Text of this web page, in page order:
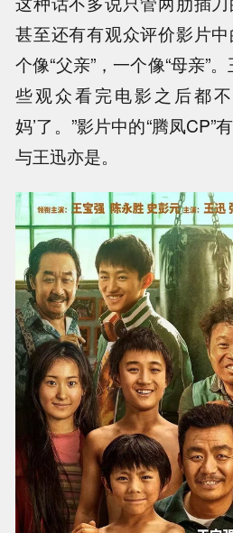
甚至还有有观众评价影片
个像“父亲”，一个像“母亲”
些观众看完电影之后都不
妈’了。”影片中的“腾凤CP”
与王迅亦是。